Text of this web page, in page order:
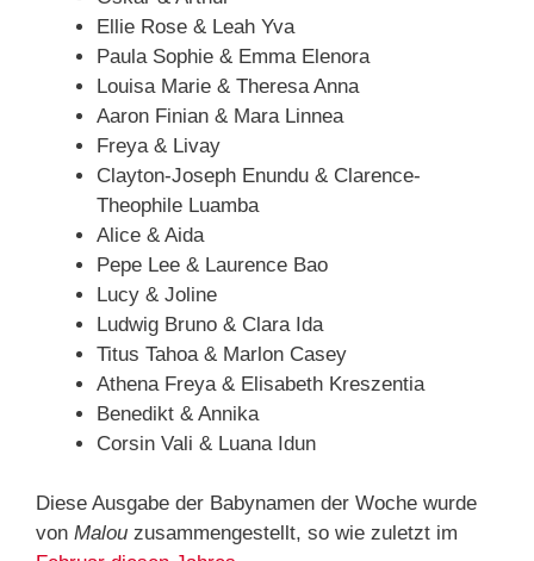
Ellie Rose & Leah Yva
Paula Sophie & Emma Elenora
Louisa Marie & Theresa Anna
Aaron Finian & Mara Linnea
Freya & Livay
Clayton-Joseph Enundu & Clarence-
Theophile Luamba
Alice & Aida
Pepe Lee & Laurence Bao
Lucy & Joline
Ludwig Bruno & Clara Ida
Titus Tahoa & Marlon Casey
Athena Freya & Elisabeth Kreszentia
Benedikt & Annika
Corsin Vali & Luana Idun
Diese Ausgabe der Babynamen der Woche wurde
von Malou zusammengestellt, so wie zuletzt im